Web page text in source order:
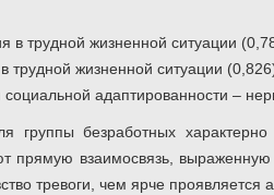
в трудной жизненной ситуации
трудной жизненной ситуации
адаптированности –
безработных характерно
прямую взаимосвязь,
тревоги, чем ярче